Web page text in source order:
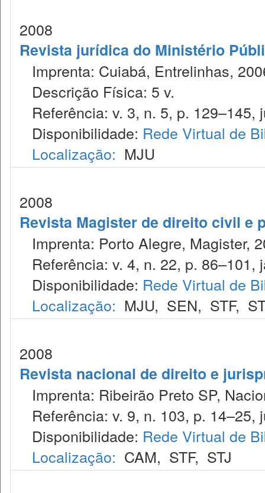
2008
Revista jurídica do Ministério
Imprenta: Cuiabá, Entrelinhas,
Descrição Física: 5 v.
Referência: v. 3, n. 5, p. 129–145,
Disponibilidade: Rede Virtual de
Localização: MJU
2008
Revista Magister de direito civil e
Imprenta: Porto Alegre, Magister,
Referência: v. 4, n. 22, p. 86–101,
Disponibilidade: Rede Virtual de
Localização: MJU, SEN, STF,
2008
Revista nacional de direito e
Imprenta: Ribeirão Preto SP,
Referência: v. 9, n. 103, p. 14–25,
Disponibilidade: Rede Virtual de
Localização: CAM, STF, STJ